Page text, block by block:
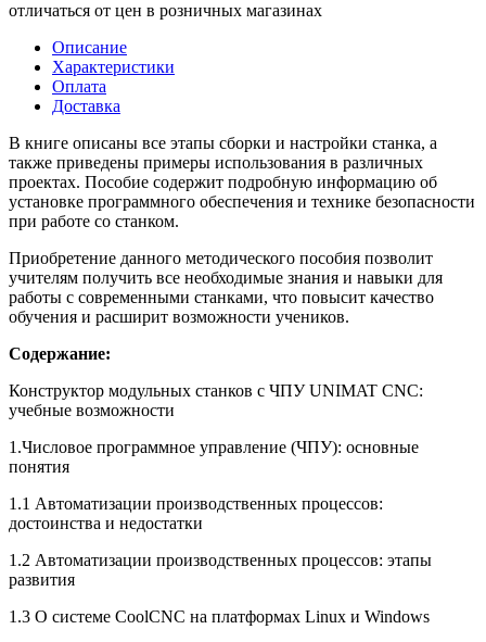
отличаться от цен в розничных магазинах
Описание
Характеристики
Оплата
Доставка
В книге описаны все этапы сборки и настройки станка, а
также приведены примеры использования в различных
проектах. Пособие содержит подробную информацию об
установке программного обеспечения и технике безопасности
при работе со станком.
Приобретение данного методического пособия позволит
учителям получить все необходимые знания и навыки для
работы с современными станками, что повысит качество
обучения и расширит возможности учеников.
Содержание:
Конструктор модульных станков с ЧПУ UNIMAT CNC:
учебные возможности
1.Числовое программное управление (ЧПУ): основные
понятия
1.1 Автоматизации производственных процессов:
достоинства и недостатки
1.2 Автоматизации производственных процессов: этапы
развития
1.3 О системе CoolCNC на платформах Linux и Windows